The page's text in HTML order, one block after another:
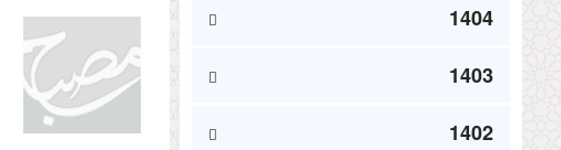
1404
1403
1402